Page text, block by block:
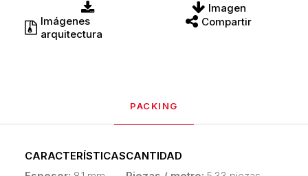
Imagen
Imágenes
arquitectura
Compartir
PACKING
CARACTERÍSTICASCANTIDAD